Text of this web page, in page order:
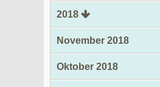
2018
November 2018
Oktober 2018